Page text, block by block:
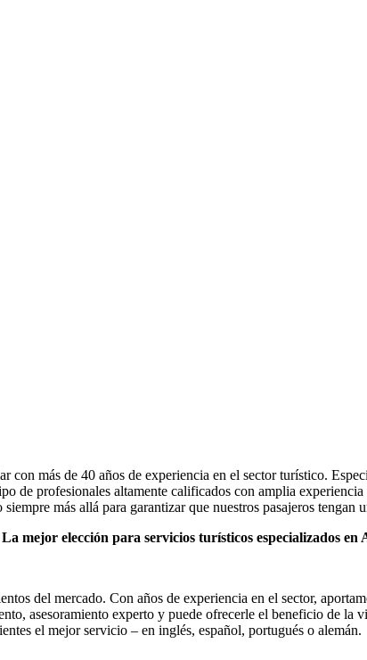
más de 40 años de experiencia en el sector turístico.
profesionales altamente calificados con amplia
más allá para garantizar que nuestros pasajeros
mejor elección para servicios turísticos especializados en
del mercado. Con años de experiencia en el sector,
asesoramiento experto y puede ofrecerle el beneficio de
el mejor servicio – en inglés, español, portugués o alemán.